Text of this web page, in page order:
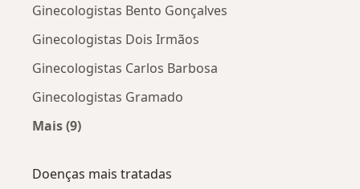
Ginecologistas Bento Gonçalves
Ginecologistas Dois Irmãos
Ginecologistas Carlos Barbosa
Ginecologistas Gramado
Mais (9)
Doenças mais tratadas